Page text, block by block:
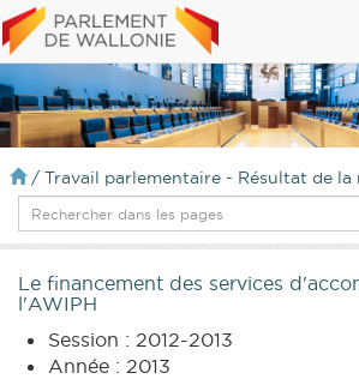
/ Travail parlementaire - Résultat de la
Le financement des services
l'AWIPH
Session : 2012-2013
Année : 2013